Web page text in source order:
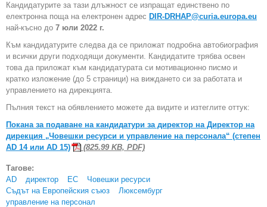
Кандидатурите за тази длъжност се изпращат единствено по
електронна поща на електронен адрес DIR-DRHAP@curia.europa.eu
най-късно до 7 юли 2022 г.
Към кандидатурите следва да се приложат подробна автобиография
и всички други подходящи документи. Кандидатите трябва освен
това да приложат към кандидатурата си мотивационно писмо и
кратко изложение (до 5 страници) на виждането си за работата и
управлението на дирекцията.
Пълния текст на обявлението можете да видите и изтеглите оттук:
Покана за подаване на кандидатури за директор на Директор на
дирекция „Човешки ресурси и управление на персонала“ (степен
AD 14 или AD 15)
(825.99 KB, PDF)
Тагове:
AD
директор ЕС
Човешки ресурси
Съдът на Европейския съюз
Люксембург
управление на персонал